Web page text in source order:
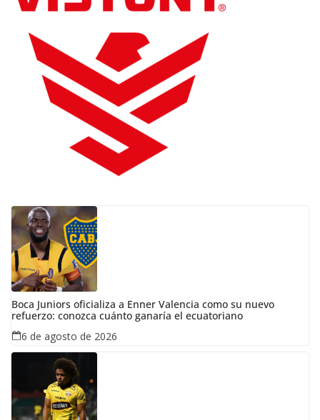
Boca Juniors oficializa a Enner Valencia como su nuevo
refuerzo: conozca cuánto ganaría el ecuatoriano
6 de agosto de 2026